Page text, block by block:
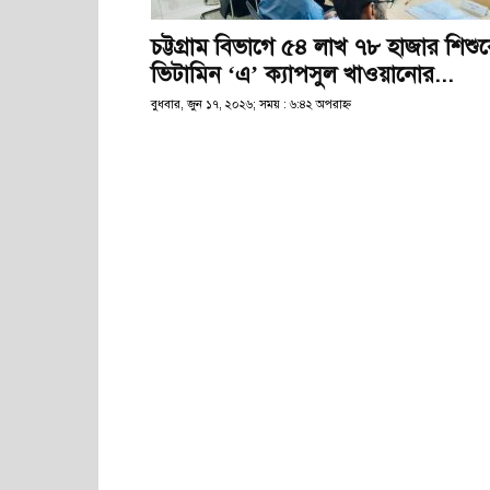
চট্টগ্রাম বিভাগে ৫৪ লাখ ৭৮ হাজার
ভিটামিন ‘এ’ ক্যাপসুল খাওয়ানোর...
বুধবার, জুন ১৭, ২০২৬; সময় : ৬:৪২ অপরাহ্ণ